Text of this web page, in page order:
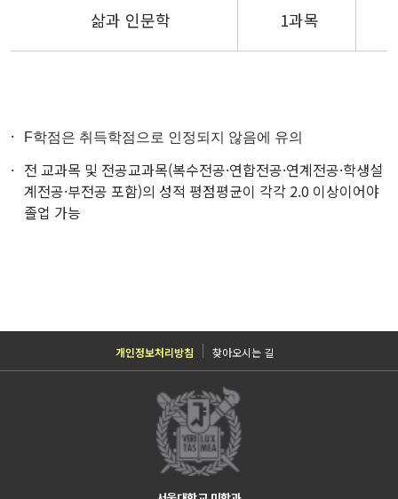
삶과 인문학 1과목
F학점은 취득학점으로 인정되지 않음에 유의
전 교과목 및 전공교과목(복수전공·연합전공·연계전공·학생설
계전공·부전공 포함)의 성적 평점평균이 각각 2.0 이상이어야
졸업 가능
개인정보처리방침 찾아오시는 길